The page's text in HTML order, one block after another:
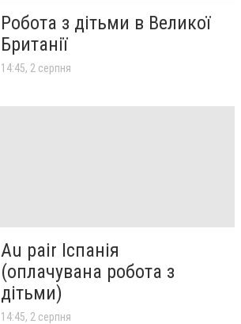
Робота з дітьми в Великої
Британії
14:45, 2 серпня
Au pair Іспанія
(оплачувана робота з
дітьми)
14:45, 2 серпня